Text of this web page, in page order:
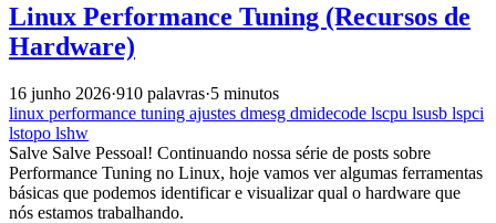
Linux Performance Tuning (Recursos de
Hardware)
16 junho 2026·910 palavras·5 minutos
linux performance tuning ajustes dmesg dmidecode lscpu lsusb lspci
lstopo lshw
Salve Salve Pessoal! Continuando nossa série de posts sobre
Performance Tuning no Linux, hoje vamos ver algumas ferramentas
básicas que podemos identificar e visualizar qual o hardware que
nós estamos trabalhando.